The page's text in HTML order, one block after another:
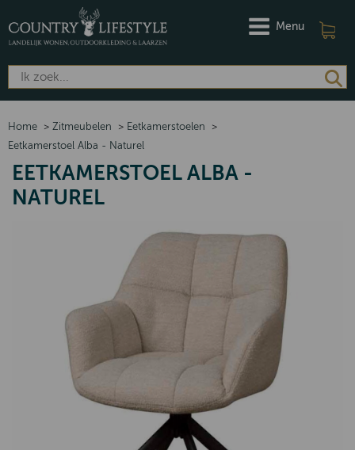
Menu
Home > Zitmeubelen > Eetkamerstoelen
>
Eetkamerstoel Alba - Naturel
EETKAMERSTOEL ALBA -
NATUREL